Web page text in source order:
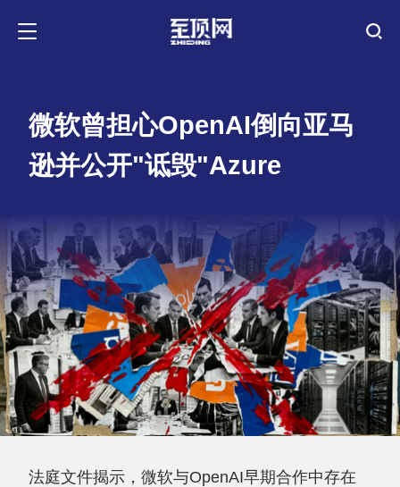
微软曾担心OpenAI倒向亚马
逊并公开"诋毁"Azure
法庭文件揭示，微软与OpenAI早期合作中存在